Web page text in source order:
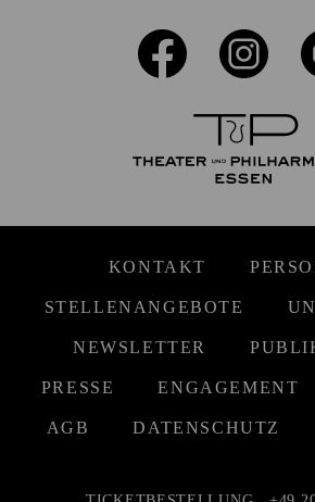
KONTAKT
STELLENANGEBOTE
NEWSLETTER
PRESSE ENGAGEMENT
AGB DATENSCHUTZ